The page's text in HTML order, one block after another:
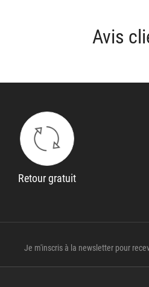
Avis
Retour gratuit
Je m'inscris à la newsletter pour